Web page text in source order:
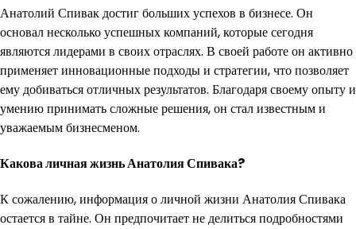
Анатолий Спивак достиг больших успехов в бизнесе. Он
основал несколько успешных компаний, которые сегодня
являются лидерами в своих отраслях. В своей работе он активно
применяет инновационные подходы и стратегии, что позволяет
ему добиваться отличных результатов. Благодаря своему опыту и
умению принимать сложные решения, он стал известным и
уважаемым бизнесменом.
Какова личная жизнь Анатолия Спивака?
К сожалению, информация о личной жизни Анатолия Спивака
остается в тайне. Он предпочитает не делиться подробностями